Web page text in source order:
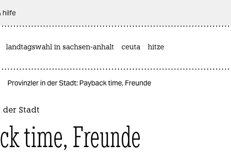
hilfe
landtagswahl in sachsen-anhalt ceuta hitze
Provinzler in der Stadt: Payback time, Freunde
der Stadt
time, Freunde